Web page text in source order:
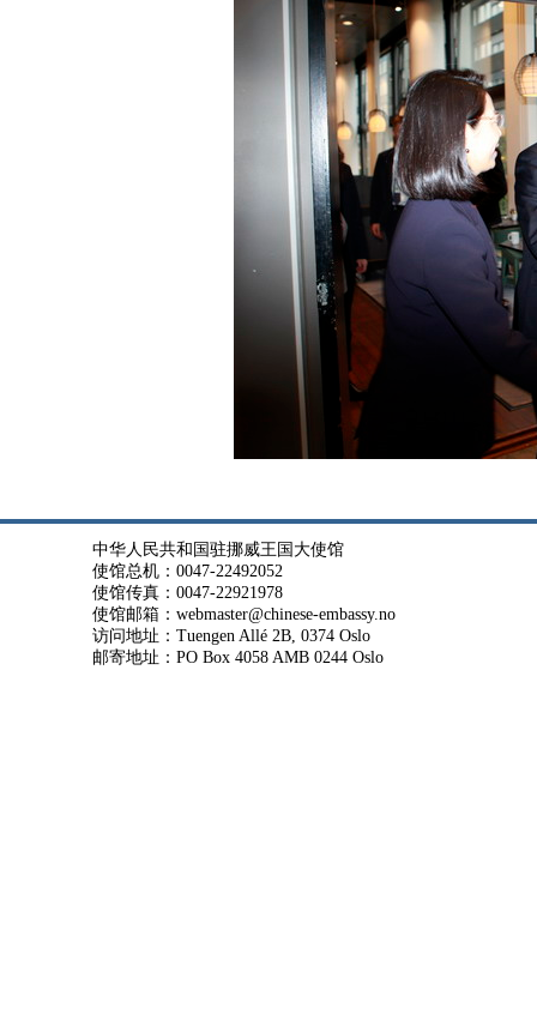
中华人民共和国驻挪威王国大使馆
使馆总机：0047-22492052
使馆传真：0047-22921978
使馆邮箱：webmaster@chinese-embassy.no
访问地址：Tuengen Allé 2B, 0374 Oslo
邮寄地址：PO Box 4058 AMB 0244 Oslo